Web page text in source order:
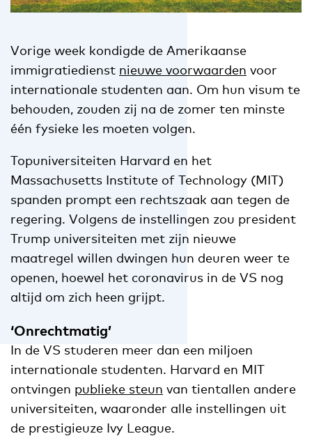
Vorige week kondigde de Amerikaanse
immigratiedienst nieuwe voorwaarden voor
internationale studenten aan. Om hun visum te
behouden, zouden zij na de zomer ten minste
één fysieke les moeten volgen.
Topuniversiteiten Harvard en het
Massachusetts Institute of Technology (MIT)
spanden prompt een rechtszaak aan tegen de
regering. Volgens de instellingen zou president
Trump universiteiten met zijn nieuwe
maatregel willen dwingen hun deuren weer te
openen, hoewel het coronavirus in de VS nog
altijd om zich heen grijpt.
‘Onrechtmatig’
In de VS studeren meer dan een miljoen
internationale studenten. Harvard en MIT
ontvingen publieke steun van tientallen andere
universiteiten, waaronder alle instellingen uit
de prestigieuze Ivy League.